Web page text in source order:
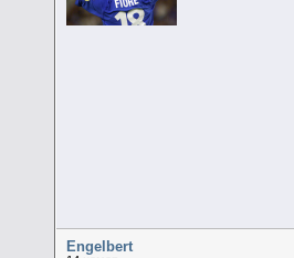
Engelbert